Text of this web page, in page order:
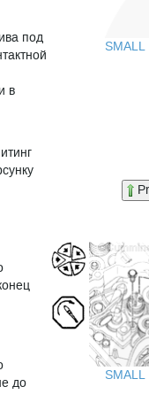
под
в
SMALL
до
SMALL